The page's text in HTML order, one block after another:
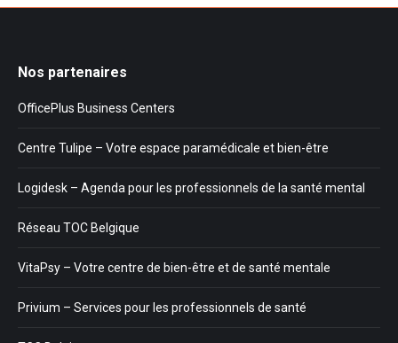
Nos partenaires
OfficePlus Business Centers
Centre Tulipe – Votre espace paramédicale et bien-être
Logidesk – Agenda pour les professionnels de la santé mental
Réseau TOC Belgique
VitaPsy – Votre centre de bien-être et de santé mentale
Privium – Services pour les professionnels de santé